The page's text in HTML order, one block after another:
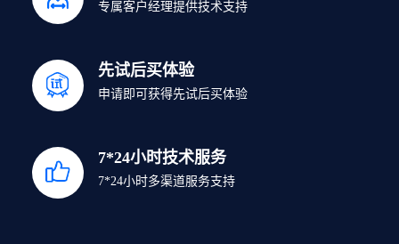
专属客户经理提供技术支持
先试后买体验
申请即可获得先试后买体验
7*24小时技术服务
7*24小时多渠道服务支持